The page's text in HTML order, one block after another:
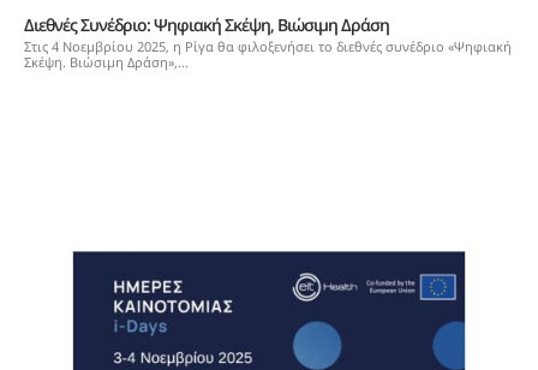
Διεθνές Συνέδριο: Ψηφιακή Σκέψη, Βιώσιμη Δράση
Στις 4 Νοεμβρίου 2025, η Ρίγα θα φιλοξενήσει το διεθνές συνέδριο «Ψηφιακή
Σκέψη. Βιώσιμη Δράση»,...